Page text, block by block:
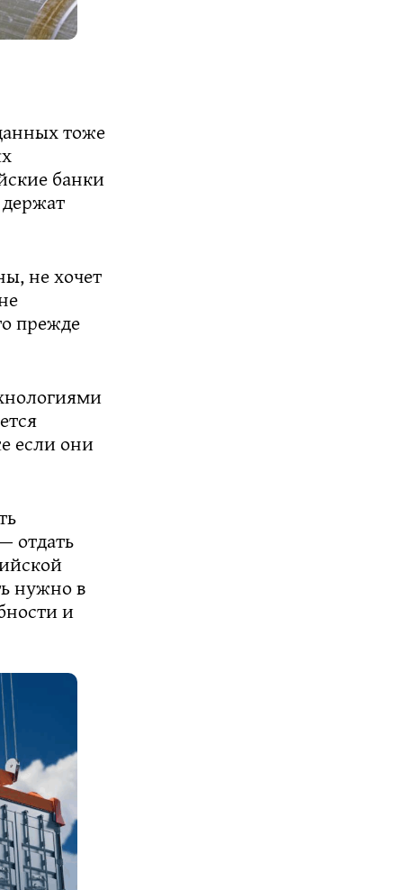
тоже
банки
не хочет
прежде
если они
отдать
нужно в
и